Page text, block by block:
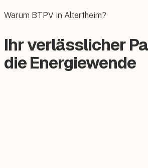
Warum BTPV in Altertheim?
Ihr verlässlicher
die Energiewende